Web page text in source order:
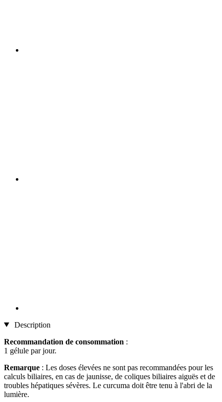
Description
Recommandation de consommation :
1 gélule par jour.
Remarque : Les doses élevées ne sont pas recommandées pour les
calculs biliaires, en cas de jaunisse, de coliques biliaires aiguës et de
troubles hépatiques sévères. Le curcuma doit être tenu à l'abri de la
lumière.